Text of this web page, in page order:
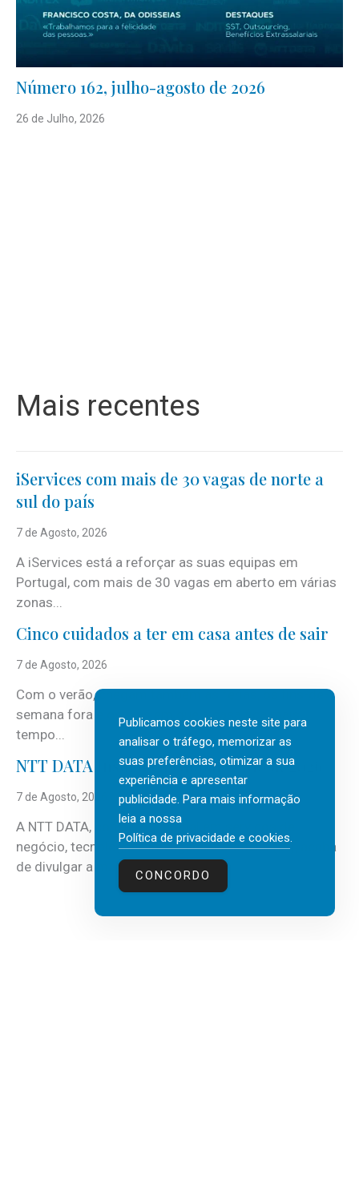
Número 162, julho-agosto de 2026
26 de Julho, 2026
Mais recentes
iServices com mais de 30 vagas de norte a
sul do país
7 de Agosto, 2026
A iServices está a reforçar as suas equipas em
Portugal, com mais de 30 vagas em aberto em várias
zonas...
Cinco cuidados a ter em casa antes de sair
7 de Agosto, 2026
Com o verão, chegam também as férias, os fins-de-
semana fora e os dias em que a casa fica mais
tempo...
NTT DATA Insurtech Global Outlook 2026
7 de Agosto, 2026
A NTT DATA, consultora global em serviços de
negócio, tecnologia e inteligência artificial (IA), acaba
de divulgar a mais recente...
Publicamos cookies neste site para
analisar o tráfego, memorizar as
suas preferências, otimizar a sua
experiência e apresentar
publicidade. Para mais informação
leia a nossa
Política de privacidade e cookies.
CONCORDO